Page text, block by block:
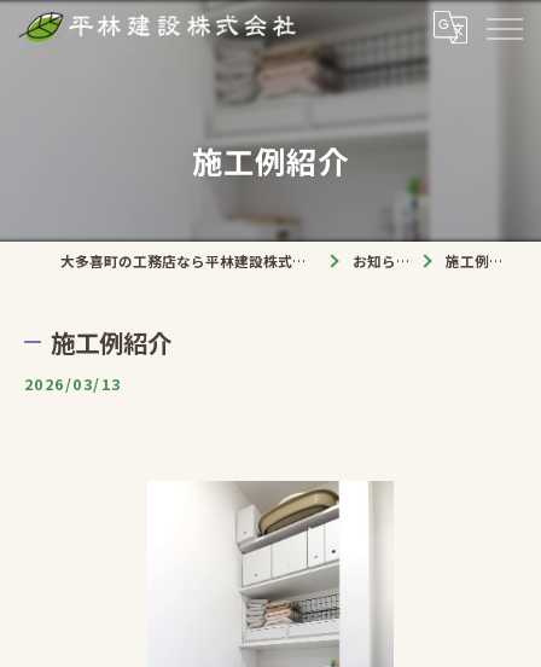
施工例紹介
大多喜町の工務店なら平林建設株式会社 お知らせ 施工例紹介
施工例紹介
2026/03/13